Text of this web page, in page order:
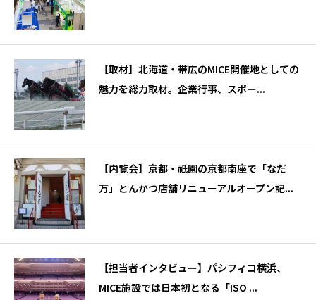
【取材】北海道・帯広のMICE開催地としての
魅力を総力取材。企業行事、スポー...
【内覧会】京都・祇園の京都南座で「なだ
万」とんかつ店舗リニューアルオープン記...
【担当者インタビュー】パシフィコ横浜、
MICE施設では日本初となる「ISO ...